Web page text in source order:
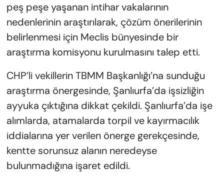
peş peşe yaşanan intihar vakalarının
nedenlerinin araştırılarak, çözüm önerilerinin
belirlenmesi için Meclis bünyesinde bir
araştırma komisyonu kurulmasını talep etti.
CHP’li vekillerin TBMM Başkanlığı’na sunduğu
araştırma önergesinde, Şanlıurfa’da işsizliğin
ayyuka çıktığına dikkat çekildi. Şanlıurfa’da işe
alımlarda, atamalarda torpil ve kayırmacılık
iddialarına yer verilen önerge gerekçesinde,
kentte sorunsuz alanın neredeyse
bulunmadığına işaret edildi.